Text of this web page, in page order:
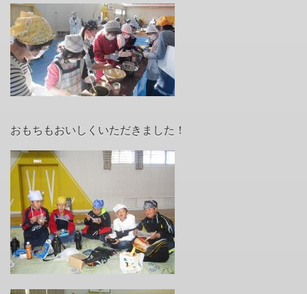
おもちもおいしくいただきました！